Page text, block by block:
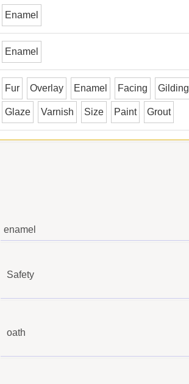
Enamel
Enamel
Fur Overlay Enamel Facing Gilding
Glaze Varnish Size Paint Grout
enamel
Safety
oath